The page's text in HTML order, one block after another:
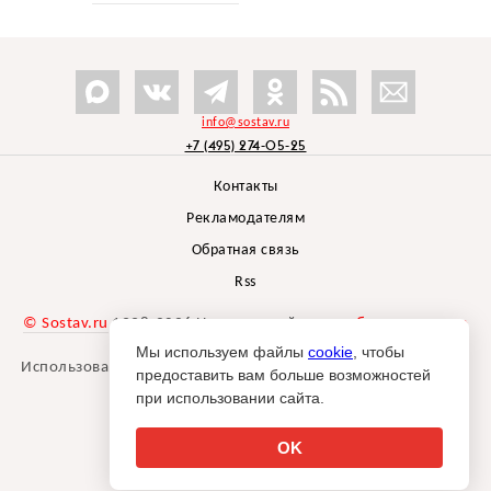
info@sostav.ru
+7 (495) 274-05-25
Контакты
Рекламодателям
Обратная связь
Rss
© Sostav.ru 1998-2026 Независимый проектбрендингового
агентства Depot
Использование материалов Sostav.ru допустимо только при
указании источника.
Мы используем файлы cookie , чтобы
предоставить вам больше возможностей
при использовании сайта.
OK